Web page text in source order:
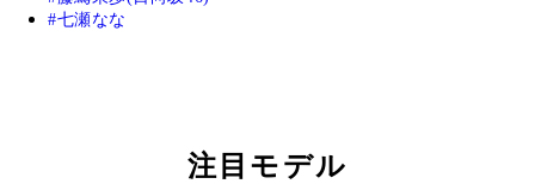
七瀬なな
注目モデル